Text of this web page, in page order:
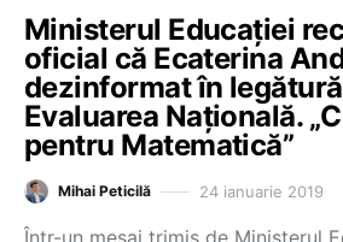
Ministerul Educației
oficial că Ecaterina
dezinformat în
Evaluarea Națională.
pentru Matematică”
Mihai Peticilă 24 ianuarie 2019
Într-un mesaj trimis de Ministerul